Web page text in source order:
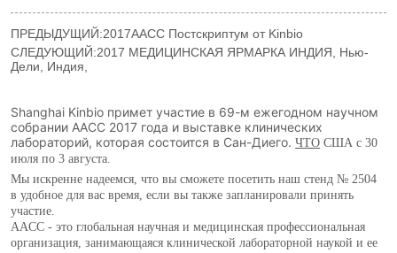
ПРЕДЫДУЩИЙ:2017AACC Постскриптум от Kinbio
СЛЕДУЮЩИЙ:2017 МЕДИЦИНСКАЯ ЯРМАРКА ИНДИЯ, Нью-
Дели, Индия,